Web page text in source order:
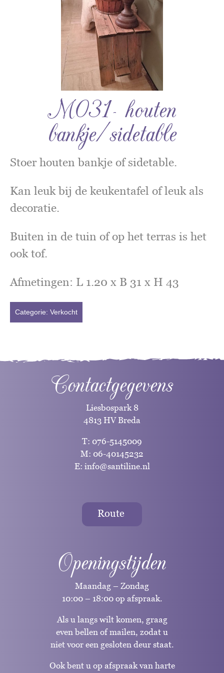
M031- houten
bankje/sidetable
Stoer houten bankje of sidetable.
Kan leuk bij de keukentafel of leuk als
decoratie.
Buiten in de tuin of op het terras is het
ook tof.
Afmetingen: L 1.20 x B 31 x H 43
Categorie: Verkocht
Contactgegevens
Liesbospark 8
4813 HV Breda
T: 076-5145009
M: 06-40145232
E: info@santiline.nl
Route
Openingstijden
Maandag – Zondag
10:00 – 18:00 op afspraak.
Als u langs wilt komen, graag
even bellen of mailen, zodat u
niet voor een gesloten deur staat.
Ook bent u op afspraak van harte